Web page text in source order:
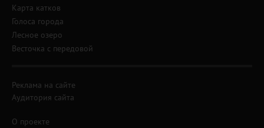
Карта катков
Голоса города
Лесное озеро
Весточка с передовой
Реклама на сайте
Аудитория сайта
О проекте